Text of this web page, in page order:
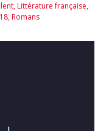
,Littérature française,
,Romans